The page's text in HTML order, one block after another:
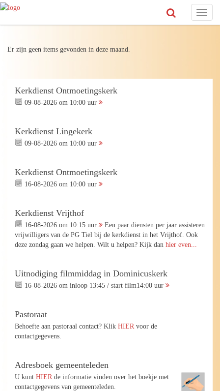
Toggle
Er zijn geen items gevonden in deze maand.
Kerkdienst Ontmoetingskerk
09-08-2026 om 10:00 uur
Kerkdienst Lingekerk
09-08-2026 om 10:00 uur
Kerkdienst Ontmoetingskerk
16-08-2026 om 10:00 uur
Kerkdienst Vrijthof
16-08-2026 om 10:15 uur
Een paar diensten per jaar assisteren
vrijwilligers van de PG Tiel bij de kerkdienst in het Vrijthof. Ook
deze zondag gaan we helpen. Wilt u helpen? Kijk dan hier even...
Uitnodiging filmmiddag in Dominicuskerk
16-08-2026 om inloop 13:45 / start film14:00 uur
Pastoraat
Behoefte aan pastoraal contact? Klik HIER voor de
contactgegevens.
Adresboek gemeenteleden
U kunt HIER de informatie vinden over het boekje met
contactgegevens van gemeenteleden.